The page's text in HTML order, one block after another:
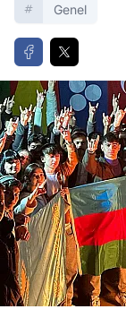
Genel